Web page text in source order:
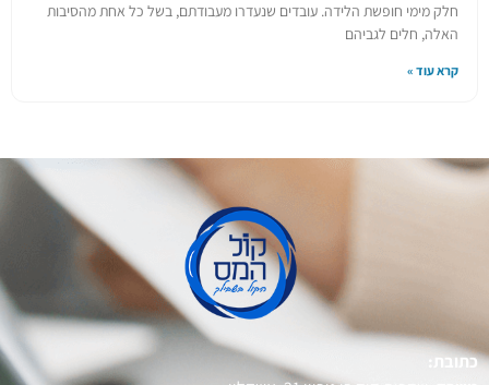
חלק מימי חופשת הלידה. עובדים שנעדרו מעבודתם, בשל כל אחת מהסיבות
האלה, חלים לגביהם
קרא עוד »
כתובת: